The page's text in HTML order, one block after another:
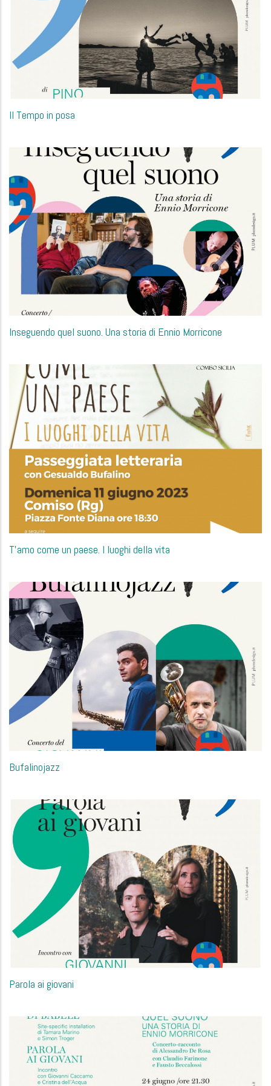
Il Tempo in posa
Inseguendo quel suono. Una storia di Ennio Morricone
T'amo come un paese. I luoghi della vita
Bufalinojazz
Parola ai giovani